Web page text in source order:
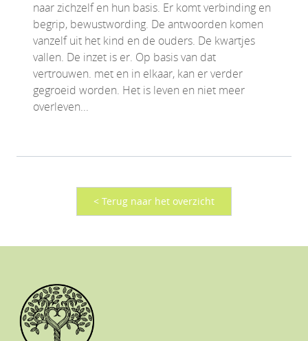
naar zichzelf en hun basis. Er komt verbinding en
begrip, bewustwording. De antwoorden komen
vanzelf uit het kind en de ouders. De kwartjes
vallen. De inzet is er. Op basis van dat
vertrouwen. met en in elkaar, kan er verder
gegroeid worden. Het is leven en niet meer
overleven...
< Terug naar het overzicht